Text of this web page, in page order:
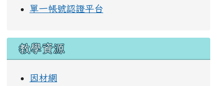
單一帳號認證平台
教學資源
因材網